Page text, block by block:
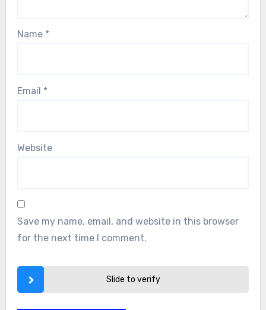
Name *
Email *
Website
Save my name, email, and website in this browser
for the next time I comment.
Slide to verify